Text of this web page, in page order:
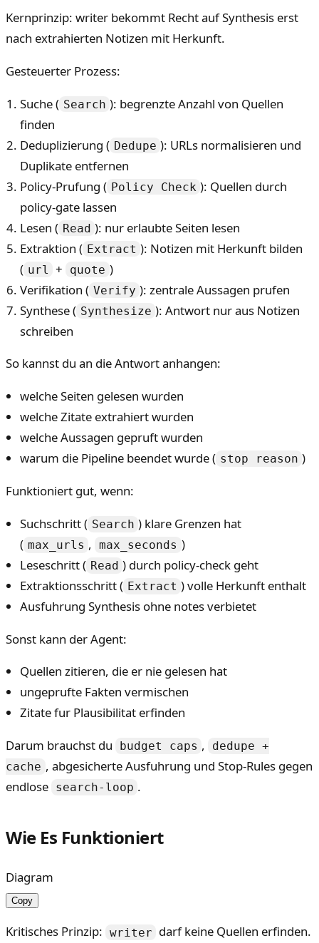
Kernprinzip: writer bekommt Recht auf Synthesis erst
nach extrahierten Notizen mit Herkunft.
Gesteuerter Prozess:
Suche ( Search ): begrenzte Anzahl von Quellen
finden
Deduplizierung ( Dedupe ): URLs normalisieren und
Duplikate entfernen
Policy-Prufung ( Policy Check ): Quellen durch
policy-gate lassen
Lesen ( Read ): nur erlaubte Seiten lesen
Extraktion ( Extract ): Notizen mit Herkunft bilden
( url + quote )
Verifikation ( Verify ): zentrale Aussagen prufen
Synthese ( Synthesize ): Antwort nur aus Notizen
schreiben
So kannst du an die Antwort anhangen:
welche Seiten gelesen wurden
welche Zitate extrahiert wurden
welche Aussagen gepruft wurden
warum die Pipeline beendet wurde ( stop reason )
Funktioniert gut, wenn:
Suchschritt ( Search ) klare Grenzen hat
( max_urls , max_seconds )
Leseschritt ( Read ) durch policy-check geht
Extraktionsschritt ( Extract ) volle Herkunft enthalt
Ausfuhrung Synthesis ohne notes verbietet
Sonst kann der Agent:
Quellen zitieren, die er nie gelesen hat
ungeprufte Fakten vermischen
Zitate fur Plausibilitat erfinden
Darum brauchst du
budget caps ,
dedupe +
cache , abgesicherte Ausfuhrung und Stop-Rules gegen
endlose search-loop .
Wie Es Funktioniert
Diagram
Copy
Kritisches Prinzip: writer darf keine Quellen erfinden.